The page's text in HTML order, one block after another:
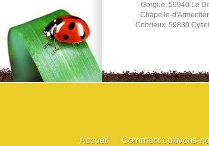
Gorgue, 59940 Le
Chapelle-
Cobrieux, 59830
Accueil Comment cultivons-